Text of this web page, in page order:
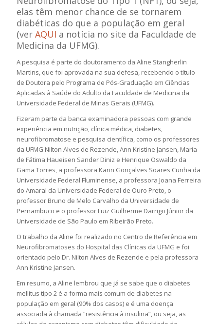
elas têm menor chance de se tornarem
diabéticas do que a população em geral
(ver AQUI a notícia no site da Faculdade de
Medicina da UFMG).
A pesquisa é parte do doutoramento da Aline Stangherlin
Martins, que foi aprovada na sua defesa, recebendo o título
de Doutora pelo Programa de Pós-Graduação em Ciências
Aplicadas à Saúde do Adulto da Faculdade de Medicina da
Universidade Federal de Minas Gerais (UFMG).
Fizeram parte da banca examinadora pessoas com grande
experiência em nutrição, clínica médica, diabetes,
neurofibromatose e pesquisa científica, como os professores
da UFMG Nilton Alves de Rezende, Ann Kristine Jansen, Maria
de Fátima Haueisen Sander Diniz e Henrique Oswaldo da
Gama Torres, a professora Karin Gonçalves Soares Cunha da
Universidade Federal Fluminense, a professora Joana Ferreira
do Amaral da Universidade Federal de Ouro Preto, o
professor Bruno de Melo Carvalho da Universidade de
Pernambuco e o professor Luiz Guilherme Darrigo Júnior da
Universidade de São Paulo em Ribeirão Preto.
O trabalho da Aline foi realizado no Centro de Referência em
Neurofibromatoses do Hospital das Clínicas da UFMG e foi
orientado pelo Dr. Nilton Alves de Rezende e pela professora
Ann Kristine Jansen.
Em resumo, a Aline lembrou que já se sabe que o diabetes
mellitus tipo 2 é a forma mais comum de diabetes na
população em geral (90% dos casos) e é uma doença
associada à chamada “resistência à insulina”, ou seja, as